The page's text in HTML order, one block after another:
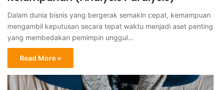
Dalam dunia bisnis yang bergerak semakin cepat, kemampuan
mengambil keputusan secara tepat waktu menjadi aset penting
yang membedakan pemimpin unggul…
Read More »